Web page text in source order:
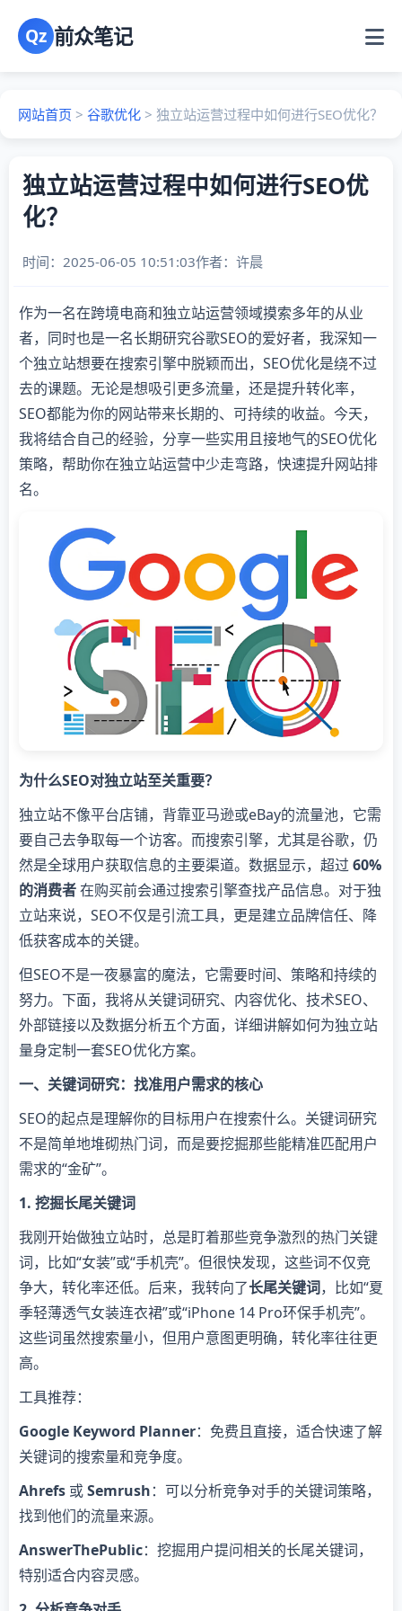
Qz 前众笔记
网站首页 > 谷歌优化 > 独立站运营过程中如何进行SEO优化？
独立站运营过程中如何进行SEO优
化？
时间：2025-06-05 10:51:03作者： 许晨
作为一名在跨境电商和独立站运营领域摸索多年的从业
者，同时也是一名长期研究谷歌SEO的爱好者，我深知一
个独立站想要在搜索引擎中脱颖而出，SEO优化是绕不过
去的课题。无论是想吸引更多流量，还是提升转化率，
SEO都能为你的网站带来长期的、可持续的收益。今天，
我将结合自己的经验，分享一些实用且接地气的SEO优化
策略，帮助你在独立站运营中少走弯路，快速提升网站排
名。
为什么SEO对独立站至关重要？
独立站不像平台店铺，背靠亚马逊或eBay的流量池，它需
要自己去争取每一个访客。而搜索引擎，尤其是谷歌，仍
然是全球用户获取信息的主要渠道。数据显示，超过60%
的消费者在购买前会通过搜索引擎查找产品信息。对于独
立站来说，SEO不仅是引流工具，更是建立品牌信任、降
低获客成本的关键。
但SEO不是一夜暴富的魔法，它需要时间、策略和持续的
努力。下面，我将从关键词研究、内容优化、技术SEO、
外部链接以及数据分析五个方面，详细讲解如何为独立站
量身定制一套SEO优化方案。
一、关键词研究：找准用户需求的核心
SEO的起点是理解你的目标用户在搜索什么。关键词研究
不是简单地堆砌热门词，而是要挖掘那些能精准匹配用户
需求的“金矿”。
1. 挖掘长尾关键词
我刚开始做独立站时，总是盯着那些竞争激烈的热门关键
词，比如“女装”或“手机壳”。但很快发现，这些词不仅竞
争大，转化率还低。后来，我转向了长尾关键词，比如“夏
季轻薄透气女装连衣裙”或“iPhone 14 Pro环保手机壳”。
这些词虽然搜索量小，但用户意图更明确，转化率往往更
高。
工具推荐：
Google Keyword Planner：免费且直接，适合快速了解
关键词的搜索量和竞争度。
Ahrefs 或Semrush：可以分析竞争对手的关键词策略，
找到他们的流量来源。
AnswerThePublic：挖掘用户提问相关的长尾关键词，
特别适合内容灵感。